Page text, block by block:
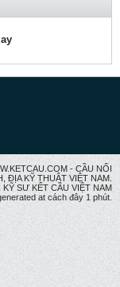
- CẦU NỐI
ĐỊA KỸ THUẬT VIỆT NAM.
SƯ KẾT CÂU VIỆT NAM
at cách đây 1 phút.